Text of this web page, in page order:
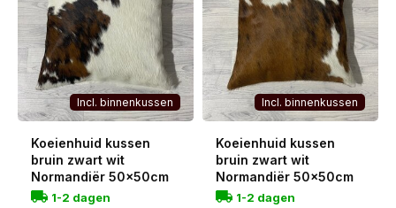
Incl. binnenkussen
Koeienhuid kussen
bruin zwart wit
Normandiër 50x50cm
1-2 dagen
Incl. binnenkussen
Koeienhuid kussen
bruin zwart wit
Normandiër 50x50cm
1-2 dagen